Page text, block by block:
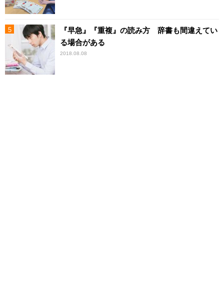
『早急』『重複』の読み方 辞書も間違えてい
る場合がある
2018.08.08